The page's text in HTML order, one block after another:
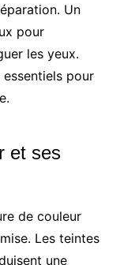
Un
pour
les yeux.
pour
et ses
de couleur
Les teintes
une